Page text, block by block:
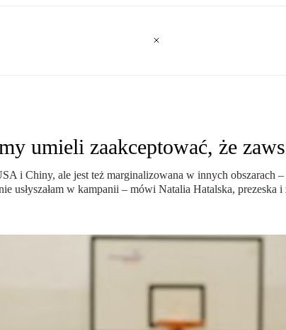
umieli zaakceptować, że
i Chiny, ale jest też marginalizowana w innych obszarach
usłyszałam w kampanii – mówi Natalia Hatalska, prezeska